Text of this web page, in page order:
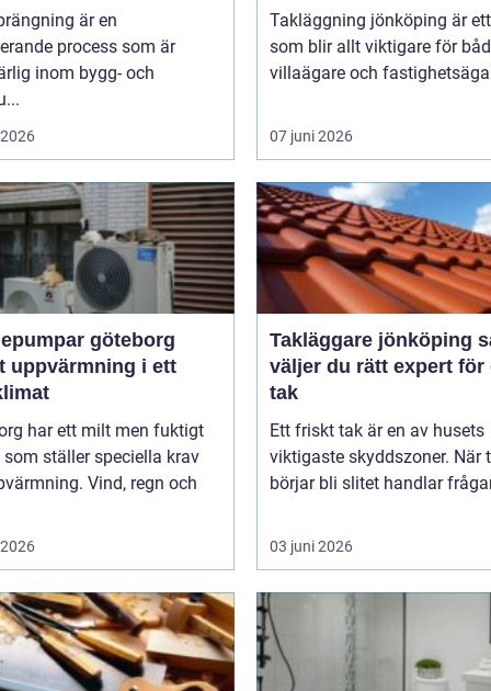
är en
process som är
inom bygg- och
Takläggning jönköping är
som blir allt viktigare för
villaägare och
07 juni 2026
göteborg
uppvärmning i ett
har ett milt men fuktigt
ställer speciella krav
Vind, regn och
Takläggare jönköping så
väljer du rätt expert för
tak
Ett friskt tak är en av husets
viktigaste skyddszoner. När
börjar bli slitet handlar
03 juni 2026